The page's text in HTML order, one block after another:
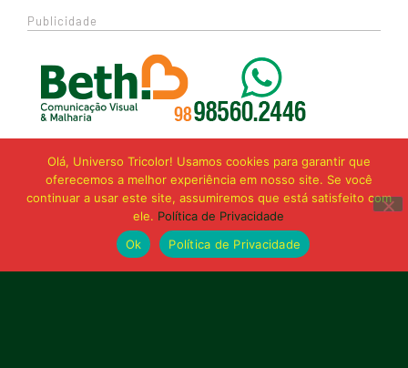
Publicidade
Olá, Universo Tricolor! Usamos cookies para garantir que
oferecemos a melhor experiência em nosso site. Se você
continuar a usar este site, assumiremos que está satisfeito com
ele. Política de Privacidade
Ok
Política de Privacidade